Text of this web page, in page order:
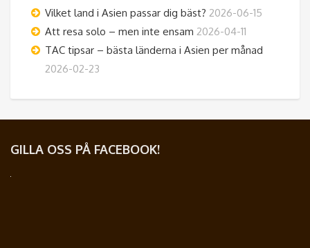
Vilket land i Asien passar dig bäst? 2026-06-15
Att resa solo – men inte ensam 2026-04-11
TAC tipsar – bästa länderna i Asien per månad
2026-02-23
GILLA OSS PÅ FACEBOOK!